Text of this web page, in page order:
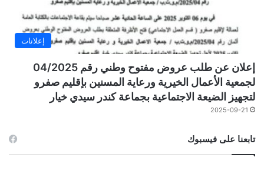
إعلانات
إعلان عن طلب عروض مفتوح وطني رقم 04/2025
لجمعية الأعمال الخيرية ورعاية المسنين بإقليم صفرو
لتجهيز الضيعة الاجتماعية بجماعة كندر سيدي خيار
2025-09-21
تابعنا على فيسبوك